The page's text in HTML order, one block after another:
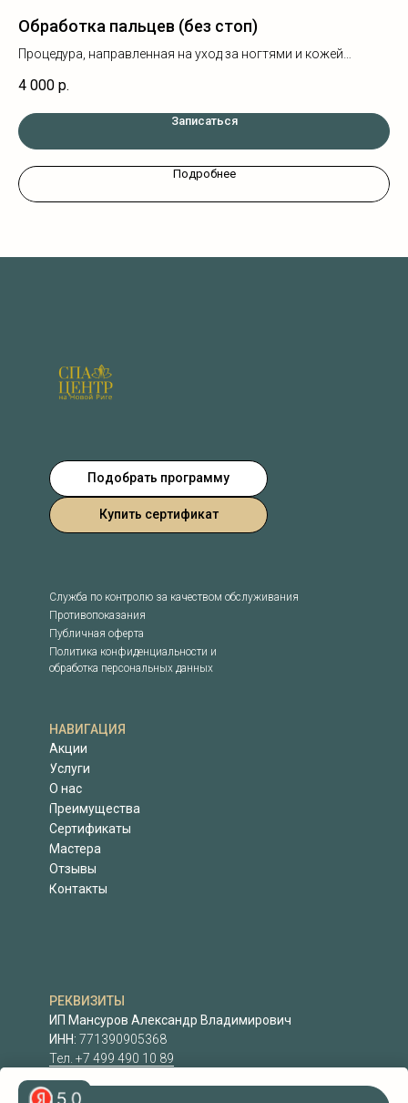
Обработка пальцев (без стоп)
Процедура, направленная на уход за ногтями и кожей
4 000 р.
Записаться
Подробнее
НАВИГАЦИЯ
Акции
Услуги
О нас
Преимущества
Сертификаты
Мастера
Отзывы
Контакты
РЕКВИЗИТЫ
ИП Мансуров Александр Владимирович
ИНН: 771390905368
Тел. +7 499 490 10 89
Подобрать программу
Купить сертификат
Служба по контролю за качеством обслуживания
Противопоказания
Публичная оферта
Политика конфиденциальности и
обработка персональных данных